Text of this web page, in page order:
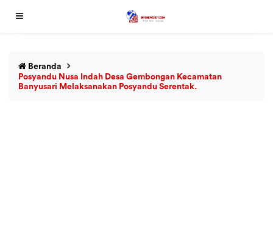
Beranda
Posyandu Nusa Indah Desa Gembongan Kecamatan
Banyusari Melaksanakan Posyandu Serentak.